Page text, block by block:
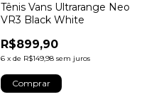
Tênis Vans Ultrarange Neo
VR3 Black White
R$899,90
6 x de R$149,98 sem juros
Comprar